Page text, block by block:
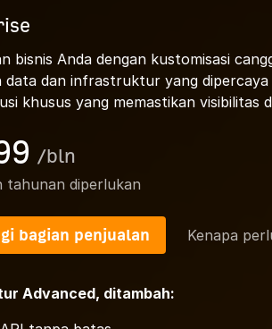
bisnis Anda dengan kustomisasi
data dan infrastruktur yang
khusus yang memastikan visibilitas
/bln
tahunan diperlukan
bagian penjualan Kenapa
Advanced, ditambah: